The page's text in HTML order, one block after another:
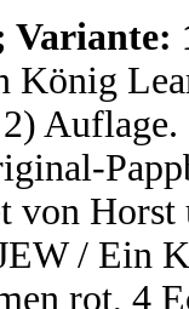
Variante:
König
von Horst
/ Ein
rot, 4